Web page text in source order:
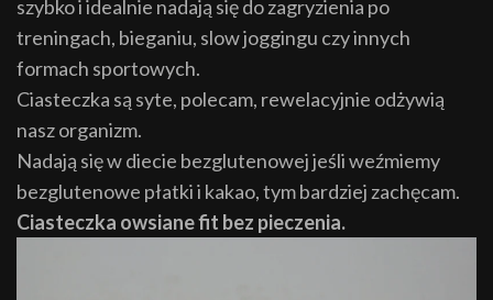
szybko i idealnie nadają się do zagryzienia po
treningach, bieganiu, slow joggingu czy innych
formach sportowych.
Ciasteczka są syte, polecam, rewelacyjnie odżywią
nasz organizm.
Nadają się w diecie bezglutenowej jeśli weźmiemy
bezglutenowe płatki i kakao, tym bardziej zachęcam.
Ciasteczka owsiane fit bez pieczenia.